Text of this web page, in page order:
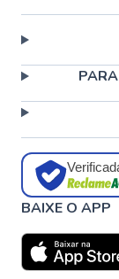
BAIXE O APP